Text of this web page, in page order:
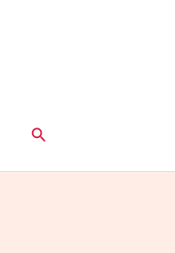
Rechercher